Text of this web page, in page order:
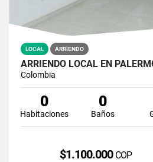
LOCAL ARRIENDO
ARRIENDO LOCAL EN
Colombia
0
Habitaciones
0
Baños
$1.100.000 COP